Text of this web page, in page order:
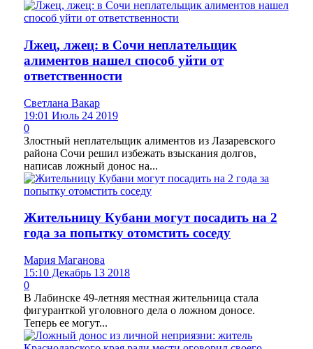
Лжец, лжец: в Сочи неплательщик
алиментов нашел способ уйти от
ответственности
Светлана Вакар
19:01 Июль 24 2019
0
Злостный неплательщик алиментов из Лазаревского
района Сочи решил избежать взыскания долгов,
написав ложный донос на...
Жительницу Кубани могут посадить на 2
года за попытку отомстить соседу
Мария Маганова
15:10 Декабрь 13 2018
0
В Лабинске 49-летняя местная жительница стала
фигуранткой уголовного дела о ложном доносе.
Теперь ее могут...